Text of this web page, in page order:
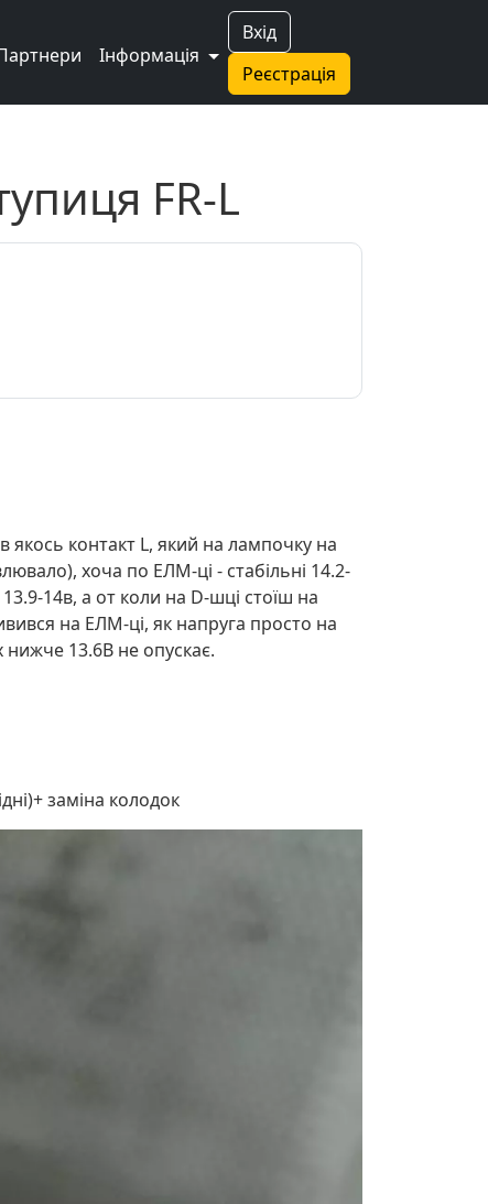
Вхід
Реєстрація
Інформація
FR-L
якось контакт L, який на лампочку на
хоча по ЕЛМ-ці - стабільні 14.2-
14в, а от коли на D-шці стоїш на
на ЕЛМ-ці, як напруга просто на
13.6В не опускає.
заміна колодок